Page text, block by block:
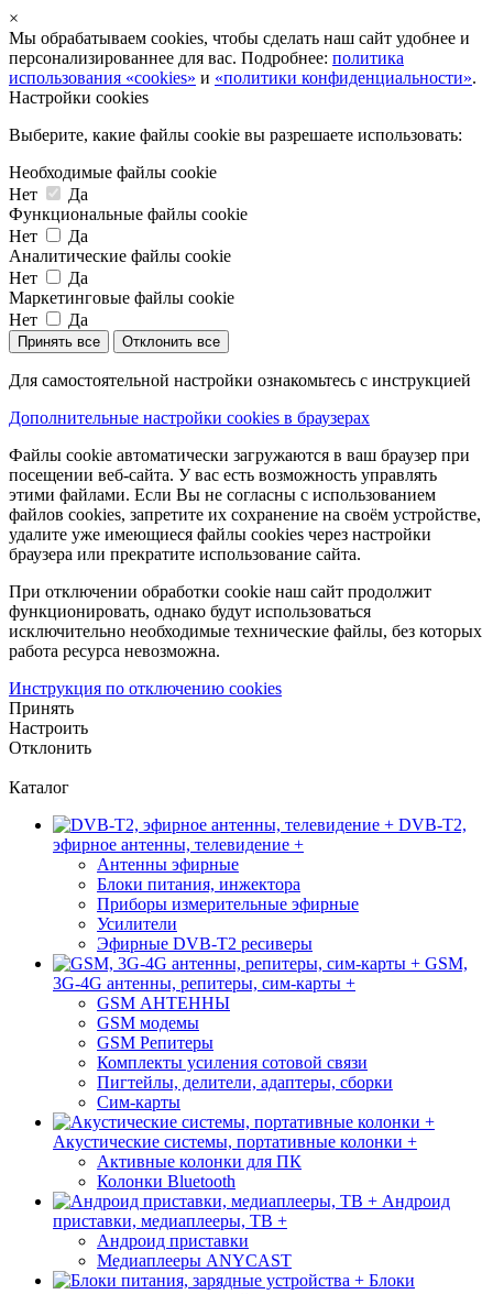
×
Мы обрабатываем cookies, чтобы сделать наш сайт удобнее и
персонализированнее для вас. Подробнее: политика
использования «cookies» и «политики конфиденциальности».
Настройки cookies
Выберите, какие файлы cookie вы разрешаете использовать:
Необходимые файлы cookie
Нет
Да
Функциональные файлы cookie
Нет
Да
Аналитические файлы cookie
Нет
Да
Маркетинговые файлы cookie
Нет
Да
Принять все Отклонить все
Для самостоятельной настройки ознакомьтесь с инструкцией
Дополнительные настройки cookies в браузерах
Файлы cookie автоматически загружаются в ваш браузер при
посещении веб-сайта. У вас есть возможность управлять
этими файлами. Если Вы не согласны с использованием
файлов cookies, запретите их сохранение на своём устройстве,
удалите уже имеющиеся файлы cookies через настройки
браузера или прекратите использование сайта.
При отключении обработки cookie наш сайт продолжит
функционировать, однако будут использоваться
исключительно необходимые технические файлы, без которых
работа ресурса невозможна.
Инструкция по отключению cookies
Принять
Настроить
Отклонить
Каталог
DVB-T2,
эфирное антенны, телевидение +
Антенны эфирные
Блоки питания, инжектора
Приборы измерительные эфирные
Усилители
Эфирные DVB-T2 ресиверы
GSM,
3G-4G антенны, репитеры, сим-карты +
GSM АНТЕННЫ
GSM модемы
GSM Репитеры
Комплекты усиления сотовой связи
Пигтейлы, делители, адаптеры, сборки
Сим-карты
Акустические системы, портативные колонки +
Активные колонки для ПК
Колонки Bluetooth
Андроид
приставки, медиаплееры, ТВ +
Андроид приставки
Медиаплееры ANYCAST
Блоки